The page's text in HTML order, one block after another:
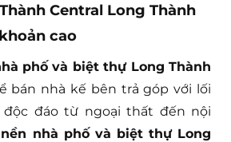
Central Long Thành
cao
phố và biệt thự Long Thành
bán nhà kế bên trả góp với lối
đáo từ ngoại thất đến nội
nhà phố và biệt thự Long